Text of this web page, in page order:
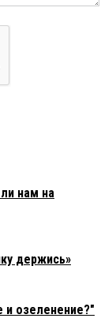
нам на
держись»
озеленение?"